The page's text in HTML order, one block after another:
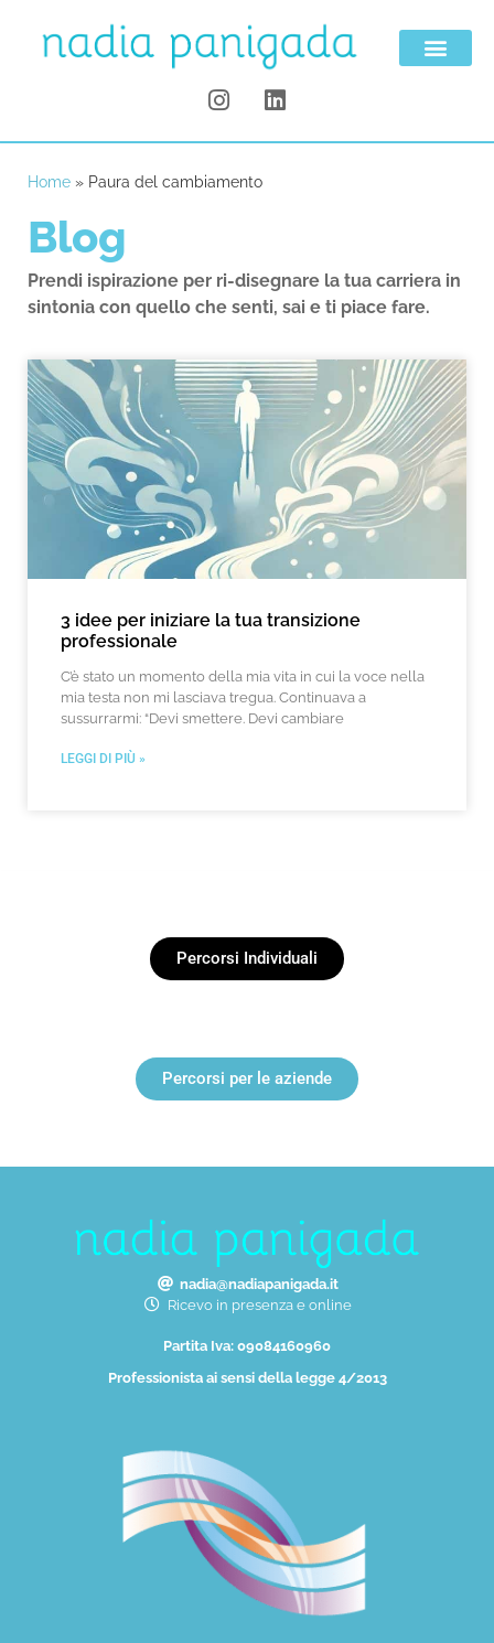
Home » Paura del cambiamento
Blog
Prendi ispirazione per ri-disegnare la tua carriera in
sintonia con quello che senti, sai e ti piace fare.
3 idee per iniziare la tua transizione
professionale
C’è stato un momento della mia vita in cui la voce nella
mia testa non mi lasciava tregua. Continuava a
sussurrarmi: “Devi smettere. Devi cambiare
LEGGI DI PIÙ »
Percorsi Individuali
Percorsi per le aziende
nadia@nadiapanigada.it
Ricevo in presenza e online
Partita Iva: 09084160960
Professionista ai sensi della legge 4/2013